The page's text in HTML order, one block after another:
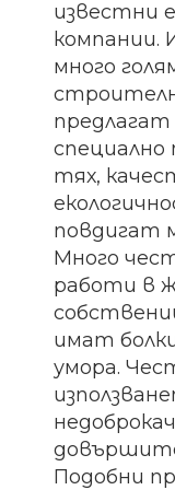
известни
компании.
много
специално
тях,
повдигат
Много
работи в
имат
умора.
Подобни